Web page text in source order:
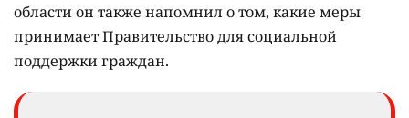
области он также напомнил о том, какие меры
принимает Правительство для социальной
поддержки граждан.